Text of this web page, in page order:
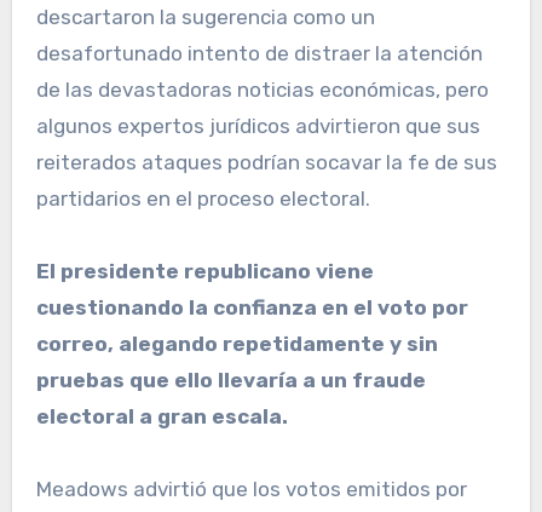
descartaron la sugerencia como un
desafortunado intento de distraer la atención
de las devastadoras noticias económicas, pero
algunos expertos jurídicos advirtieron que sus
reiterados ataques podrían socavar la fe de sus
partidarios en el proceso electoral.
El presidente republicano viene
cuestionando la confianza en el voto por
correo, alegando repetidamente y sin
pruebas que ello llevaría a un fraude
electoral a gran escala.
Meadows advirtió que los votos emitidos por